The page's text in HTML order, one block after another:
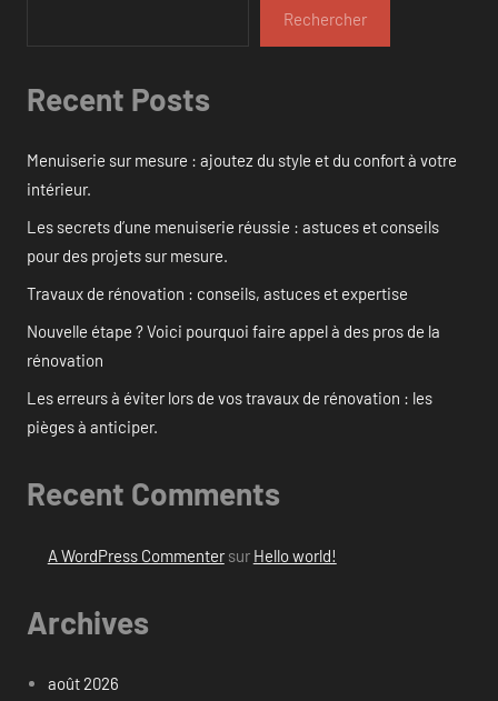
Rechercher
Recent Posts
Menuiserie sur mesure : ajoutez du style et du confort à votre
intérieur.
Les secrets d’une menuiserie réussie : astuces et conseils
pour des projets sur mesure.
Travaux de rénovation : conseils, astuces et expertise
Nouvelle étape ? Voici pourquoi faire appel à des pros de la
rénovation
Les erreurs à éviter lors de vos travaux de rénovation : les
pièges à anticiper.
Recent Comments
A WordPress Commentersur Hello world!
Archives
août 2026